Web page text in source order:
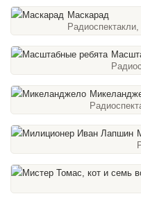
Маскарад
Радиоспектакли,